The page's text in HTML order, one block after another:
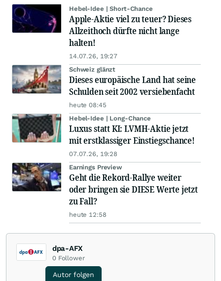
Hebel-Idee | Short-Chance
Apple-Aktie viel zu teuer? Dieses
Allzeithoch dürfte nicht lange
halten!
14.07.26, 19:27
Schweiz glänzt
Dieses europäische Land hat seine
Schulden seit 2002 versiebenfacht
heute 08:45
Hebel-Idee | Long-Chance
Luxus statt KI: LVMH-Aktie jetzt
mit erstklassiger Einstiegschance!
07.07.26, 19:28
Earnings Preview
Geht die Rekord-Rallye weiter
oder bringen sie DIESE Werte jetzt
zu Fall?
heute 12:58
dpa-AFX
0 Follower
Autor folgen